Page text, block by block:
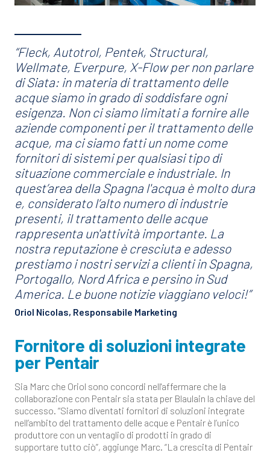
“Fleck, Autotrol, Pentek, Structural,
Wellmate, Everpure, X-Flow per non parlare
di Siata: in materia di trattamento delle
acque siamo in grado di soddisfare ogni
esigenza. Non ci siamo limitati a fornire alle
aziende componenti per il trattamento delle
acque, ma ci siamo fatti un nome come
fornitori di sistemi per qualsiasi tipo di
situazione commerciale e industriale. In
quest’area della Spagna l'acqua è molto dura
e, considerato l’alto numero di industrie
presenti, il trattamento delle acque
rappresenta un'attività importante. La
nostra reputazione è cresciuta e adesso
prestiamo i nostri servizi a clienti in Spagna,
Portogallo, Nord Africa e persino in Sud
America. Le buone notizie viaggiano veloci!”
Oriol Nicolas, Responsabile Marketing
Fornitore di soluzioni integrate
per Pentair
Sia Marc che Oriol sono concordi nell'affermare che la
collaborazione con Pentair sia stata per Blaulain la chiave del
successo. “Siamo diventati fornitori di soluzioni integrate
nell’ambito del trattamento delle acque e Pentair è l’unico
produttore con un ventaglio di prodotti in grado di
supportare tutto ciò”, aggiunge Marc. “La crescita di Pentair